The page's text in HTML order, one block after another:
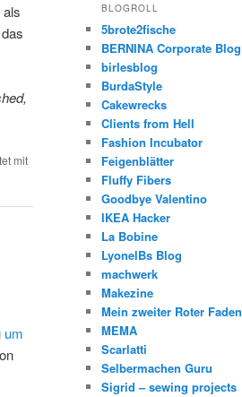
mit
um
BLOGROLL
5brote2fische
BERNINA Corporate Blog
birlesblog
BurdaStyle
Cakewrecks
Clients from Hell
Fashion Incubator
Feigenblätter
Fluffy Fibers
Goodbye Valentino
IKEA Hacker
La Bobine
LyonelBs Blog
machwerk
Makezine
Mein zweiter Roter Faden
MEMA
Scarlatti
Selbermachen Guru
Sigrid – sewing projects